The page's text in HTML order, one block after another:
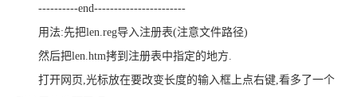
----------end-----------------------
用法:先把len.reg导入注册表(注意文件路径)
然后把len.htm拷到注册表中指定的地方.
打开网页,光标放在要改变长度的输入框上点右键,看多了一个